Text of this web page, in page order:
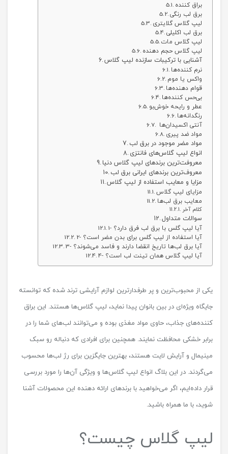
براق کننده
برق لب رنگی
لیپ گلاس گلایتری
برق لب اکلیلی
لیپ گلاس مات
لیپ گلاس حجم دهنده
آشنایی با ترکیبات سازنده لیپ گلاس
نرم کننده‌ها
واکس یا موم
قوام دهنده‌ها
بی‌حس کننده‌ها
عطر و رایحه خوش‌بو
رنگدانه‌ها
آنتی اکسیدان‌ها
مواد ضد پیری
مواد مضر موجود در برق لب
انواع لیپ گلاس‌های فانتزی
معروفت‌ترین برندهای لیپ گلاس دنیا
معروف‌ترین برندهای ایرانی برق لب
مزایا و معایب استفاده از لیپ گلاس
مزایای لیپ گلاس
معایب برق لب‌ها
کلام آخر
سوالات متداول
1- آیا لیپ گلس با برق لب فرق دارد؟
2- آیا استفاده از لیپ گلس برای بدن مضر است؟
3- آیا برق لب‌ها تاریخ انقضا دارند و فاسد می‌شوند؟
4- آیا لیپ گلاس همان تینت لب است؟
یکی از محبوب‌ترین و پر طرفدارترین لوازم آرایشی ترند شده که توانسته
جایگاه ویژه‌ای در بین بانوان پیدا نماید، لیپ گلاس‌ها هستند. این براق
کننده‌های جذاب، حاوی مواد مغذی بوده و می‌توانند لب‌های شما را در
برابر خشکی محافظت نمایند. همچنین برای افرادی که دنباله رو سبک
مینیمال و آرایش لایت هستند، بهترین جایگزین برای رژ لب‌ها محسوب
می‌گردند. در این بلاگ انواع لیپ گلاس‌ها و ویژگی آن‌ها را مورد بررسی
قرار داده‌ایم، اگر می‌خواهید با برندهای ارائه دهنده این محصولات آشنا
شوید، با ما همراه باشید.
لیپ گلاس چیست؟